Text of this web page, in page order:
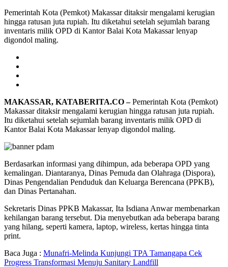
Pemerintah Kota (Pemkot) Makassar ditaksir mengalami kerugian
hingga ratusan juta rupiah. Itu diketahui setelah sejumlah barang
inventaris milik OPD di Kantor Balai Kota Makassar lenyap
digondol maling.
MAKASSAR, KATABERITA.CO –Pemerintah Kota (Pemkot)
Makassar ditaksir mengalami kerugian hingga ratusan juta rupiah.
Itu diketahui setelah sejumlah barang inventaris milik OPD di
Kantor Balai Kota Makassar lenyap digondol maling.
Berdasarkan informasi yang dihimpun, ada beberapa OPD yang
kemalingan. Diantaranya, Dinas Pemuda dan Olahraga (Dispora),
Dinas Pengendalian Penduduk dan Keluarga Berencana (PPKB),
dan Dinas Pertanahan.
Sekretaris Dinas PPKB Makassar, Ita Isdiana Anwar membenarkan
kehilangan barang tersebut. Dia menyebutkan ada beberapa barang
yang hilang, seperti kamera, laptop, wireless, kertas hingga tinta
print.
Baca Juga : Munafri-Melinda Kunjungi TPA Tamangapa Cek
Progress Transformasi Menuju Sanitary Landfill